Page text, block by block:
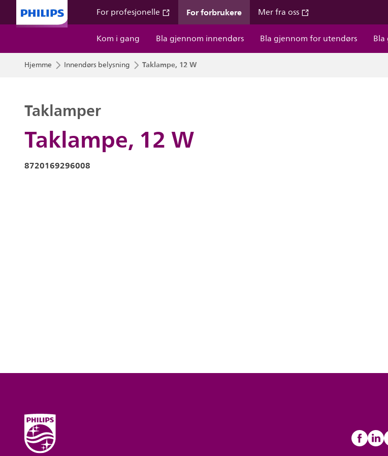
For profesjonelle For forbrukere Mer fra oss
Kom i gang
Bla gjennom innendørs Bla gjennom for utendørs
Hjemme Innendørs belysning Taklampe, 12 W
Taklampe, 12 W
Taklamper
8720169296008